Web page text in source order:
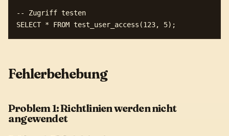
-- Zugriff testen
Fehlerbehebung
Problem 1: Richtlinien werden nicht
angewendet